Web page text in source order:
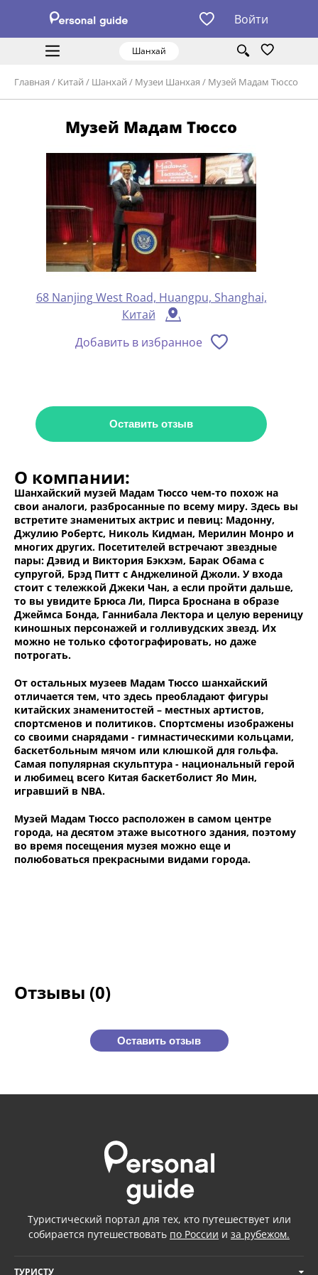
Войти
Шанхай
Главная / Китай / Шанхай / Музеи Шанхая / Музей Мадам Тюссо
Музей Мадам Тюссо
68 Nanjing West Road, Huangpu, Shanghai,
Китай
Добавить в избранное
Оставить отзыв
О компании:
Шанхайский музей Мадам Тюссо чем-то похож на
свои аналоги, разбросанные по всему миру. Здесь вы
встретите знаменитых актрис и певиц: Мадонну,
Джулию Робертс, Николь Кидман, Мерилин Монро и
многих других. Посетителей встречают звездные
пары: Дэвид и Виктория Бэкхэм, Барак Обама с
супругой, Брэд Питт с Анджелиной Джоли. У входа
стоит с тележкой Джеки Чан, а если пройти дальше,
то вы увидите Брюса Ли, Пирса Броснана в образе
Джеймса Бонда, Ганнибала Лектора и целую вереницу
киношных персонажей и голливудских звезд. Их
можно не только сфотографировать, но даже
потрогать.
От остальных музеев Мадам Тюссо шанхайский
отличается тем, что здесь преобладают фигуры
китайских знаменитостей – местных артистов,
спортсменов и политиков. Спортсмены изображены
со своими снарядами - гимнастическими кольцами,
баскетбольным мячом или клюшкой для гольфа.
Самая популярная скульптура - национальный герой
и любимец всего Китая баскетболист Яо Мин,
игравший в NBA.
Музей Мадам Тюссо расположен в самом центре
города, на десятом этаже высотного здания, поэтому
во время посещения музея можно еще и
полюбоваться прекрасными видами города.
Отзывы (0)
Оставить отзыв
Туристический портал для тех, кто путешествует или
собирается путешествовать по России и за рубежом.
ТУРИСТУ